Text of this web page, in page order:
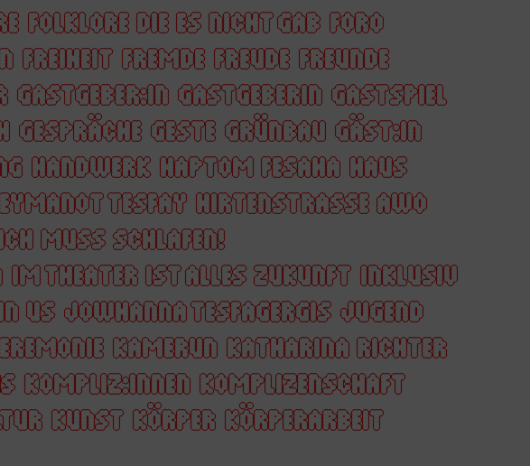
FOLKLORE DIE ES NICHT GAB FORO
FREIHEIT FREMDE FREUDE FREUNDE
GASTGEBER:IN GASTGEBERIN GASTSPIEL
GESPRÄCHE GESTE GRÜNBAU GÄST:IN
HANDWERK HAPTOM FESAHA HAUS
TESFAY HIRTENSTRASSE AWO
MUSS SCHLAFEN!
IM THEATER IST ALLES ZUKUNFT INKLUSIV
US JOWHANNA TESFAGERGIS JUGEND
KAMERUN KATHARINA RICHTER
KOMPLIZ:INNEN KOMPLIZENSCHAFT
KUNST KÖRPER KÖRPERARBEIT